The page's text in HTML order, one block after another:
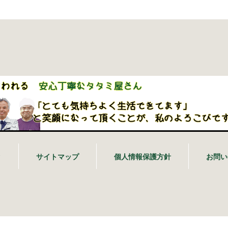
サイトマップ 個人情報保護方針 お問